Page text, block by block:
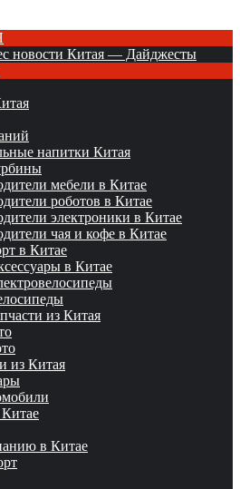
новости Китая — Дайджесты
напитки Китая
мебели в Китае
роботов в Китае
электроники в Китае
чая и кофе в Китае
в Китае
в Китае
из Китая
из Китая
в Китае